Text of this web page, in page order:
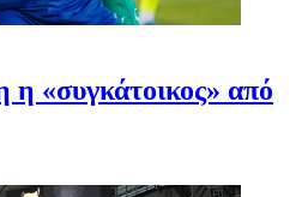
«συγκάτοικος» από